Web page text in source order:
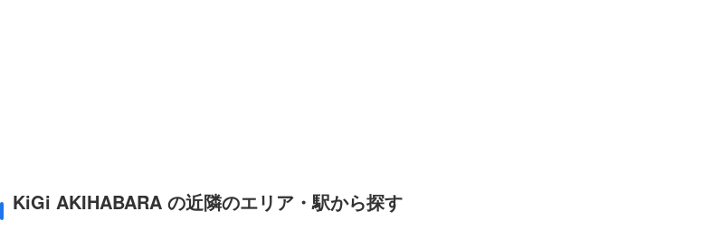
KiGi AKIHABARA の近隣のエリア・駅から探す